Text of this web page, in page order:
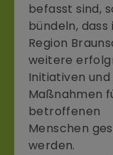
befasst sind,
bündeln, dass
Region
weitere
Initiativen und
Maßnahmen
betroffenen
Menschen
werden.